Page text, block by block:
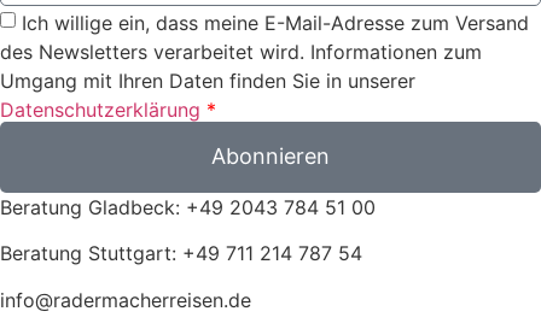
Ich willige ein, dass meine E-Mail-Adresse zum Versand
des Newsletters verarbeitet wird. Informationen zum
Umgang mit Ihren Daten finden Sie in unserer
Datenschutzerklärung *
Abonnieren
Beratung Gladbeck: +49 2043 784 51 00
Beratung Stuttgart: +49 711 214 787 54
info@radermacherreisen.de